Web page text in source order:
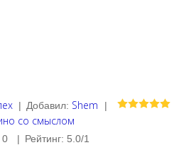
| Добавил: Shem
|
со смыслом
0 | Рейтинг: 5.0/1